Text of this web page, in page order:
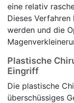
eine relativ
Dieses
werden und die
Plastische
Eingriff
Die plastische
überschüssiges